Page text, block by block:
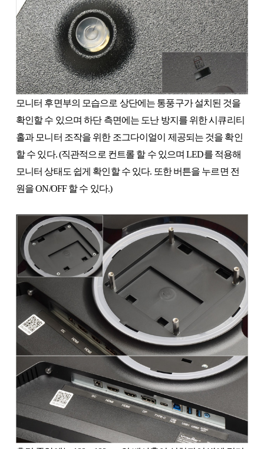
모니터 후면부의 모습으로 상단에는 통풍구가 설치된 것을
확인할 수 있으며 하단 측면에는 도난 방지를 위한 시큐리티
홀과 모니터 조작을 위한 조그다이얼이 제공되는 것을 확인
할 수 있다. (직관적으로 컨트롤 할 수 있으며 LED를 적용해
모니터 상태도 쉽게 확인할 수 있다. 또한 버튼을 누르면 전
원을 ON/OFF 할 수 있다.)